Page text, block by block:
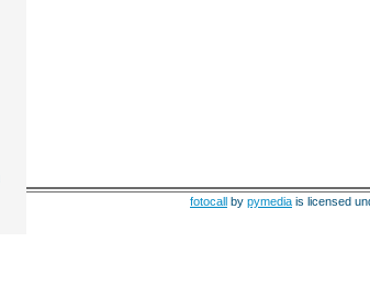
fotocall by pymedia is licensed